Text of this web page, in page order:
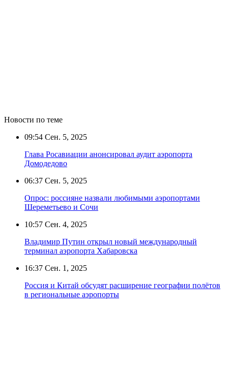
Новости по теме
09:54 Сен. 5, 2025
Глава Росавиации анонсировал аудит аэропорта
Домодедово
06:37 Сен. 5, 2025
Опрос: россияне назвали любимыми аэропортами
Шереметьево и Сочи
10:57 Сен. 4, 2025
Владимир Путин открыл новый международный
терминал аэропорта Хабаровска
16:37 Сен. 1, 2025
Россия и Китай обсудят расширение географии полётов
в региональные аэропорты